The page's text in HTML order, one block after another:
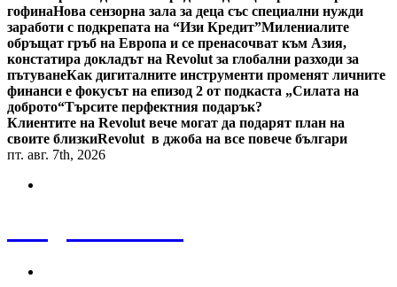
гофинаНова сензорна зала за деца със специални нужди
заработи с подкрепата на “Изи Кредит”Милениалите
обръщат гръб на Европа и се пренасочват към Азия,
констатира докладът на Revolut за глобални разходи за
пътуванеКак дигиталните инструменти променят личните
финанси е фокусът на епизод 2 от подкаста „Силата на
доброто“Търсите перфектния подарък?
Клиентите на Revolut вече могат да подарят план на
своите близкиRevolut в джоба на все повече българи
пт. авг. 7th, 2026